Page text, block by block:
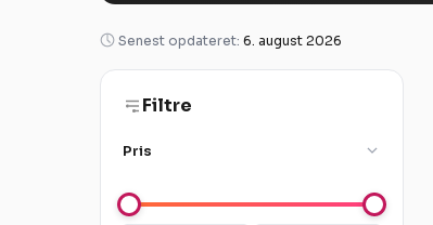
Senest opdateret: 6. august 2026
Filtre
Pris